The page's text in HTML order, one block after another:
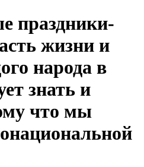
праздники-
жизни и
народа в
знать и
что мы